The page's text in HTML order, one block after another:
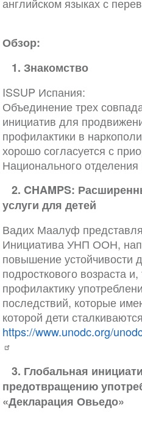
Обзор:
1. Знакомство
ISSUP Испания:
Объединение трех
инициатив для
профилактики в
хорошо согласуется с
Национального
2. CHAMPS:
услуги для детей
Вадих Маалуф
Инициатива УНП ООН,
повышение устойчивости
подросткового возраста
профилактику
последствий, которые
которой дети
https://www.unodc.org/
3. Глобальная
предотвращению
«Декларация Овьедо»